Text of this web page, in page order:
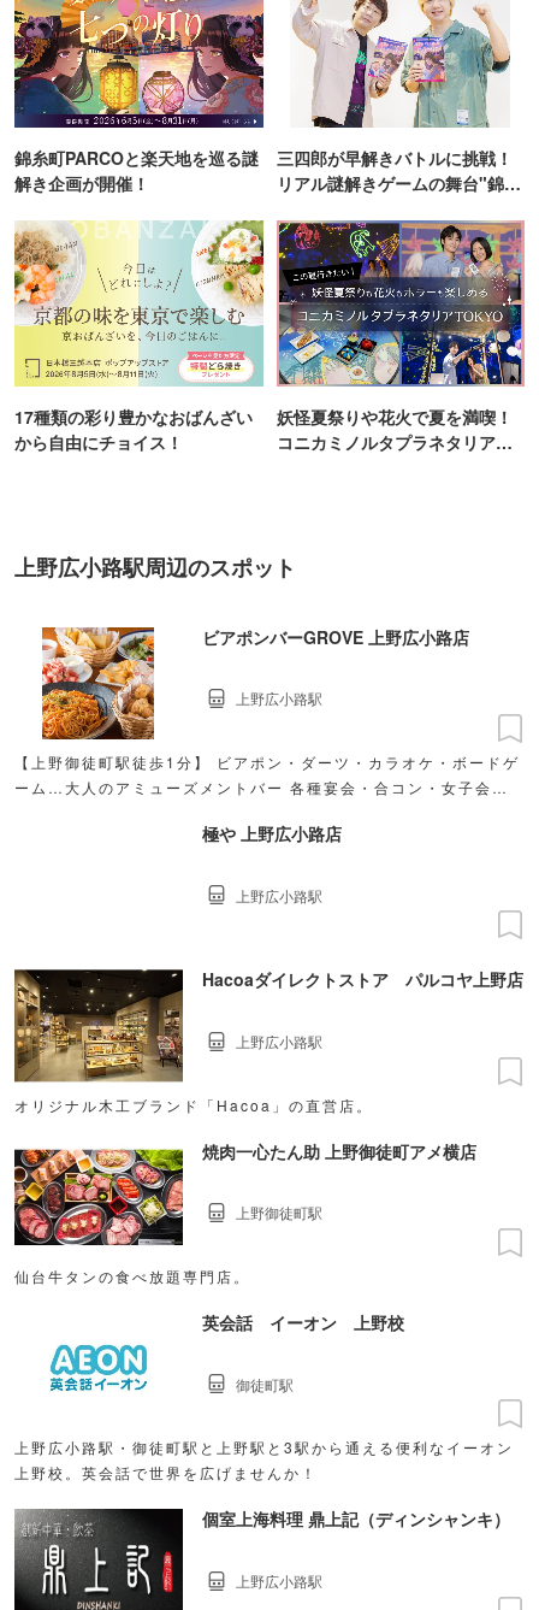
錦糸町PARCOと楽天地を巡る謎
解き企画が開催！
三四郎が早解きバトルに挑戦！
リアル謎解きゲームの舞台"錦糸
17種類の彩り豊かなおばんざい
から自由にチョイス！
妖怪夏祭りや花火で夏を満喫！
コニカミノルタプラネタリア
上野広小路駅周辺のスポット
ビアポンバーGROVE 上野広小路店
【上野御徒町駅徒歩1分】 ビアポン・ダーツ・カラオケ・ボードゲ
ーム…大人のアミューズメントバー 各種宴会・合コン・女子会・2
上野広小路駅
極や 上野広小路店
上野広小路駅
Hacoaダイレクトストア パルコヤ上野店
オリジナル木工ブランド「Hacoa」の直営店。
上野広小路駅
焼肉一心たん助 上野御徒町アメ横店
仙台牛タンの食べ放題専門店。
上野御徒町駅
英会話 イーオン 上野校
上野広小路駅・御徒町駅と上野駅と3駅から通える便利なイーオン
上野校。英会話で世界を広げませんか！
御徒町駅
個室上海料理 鼎上記（ディンシャンキ）
上野広小路駅